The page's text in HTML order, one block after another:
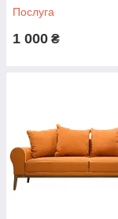
Послуга
1 000 ₴